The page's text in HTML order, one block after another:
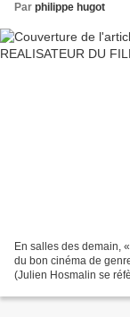
Par philippe hugot
En salles des demain,
du bon cinéma de
(Julien Hosmalin se